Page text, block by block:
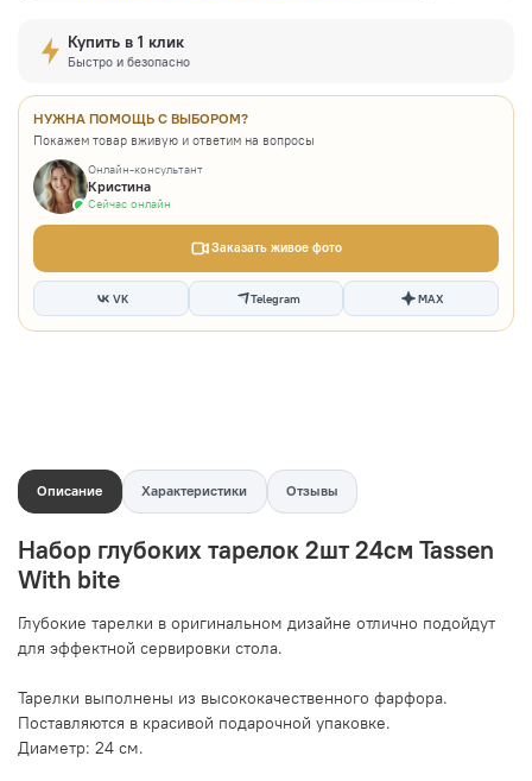
Купить в 1 клик
Быстро и безопасно
НУЖНА ПОМОЩЬ С ВЫБОРОМ?
Покажем товар вживую и ответим на вопросы
Онлайн-консультант
Кристина
Сейчас онлайн
Заказать живое фото
VK Telegram MAX
Описание Характеристики Отзывы
Набор глубоких тарелок 2шт 24см Tassen
With bite
Глубокие тарелки в оригинальном дизайне отлично подойдут
для эффектной сервировки стола.
Тарелки выполнены из высококачественного фарфора.
Поставляются в красивой подарочной упаковке.
Диаметр: 24 см.